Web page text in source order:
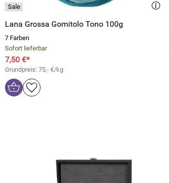
Lana Grossa Gomitolo Tono 100g
7 Farben
Sofort lieferbar
7,50 €*
Grundpreis: 75,- €/kg